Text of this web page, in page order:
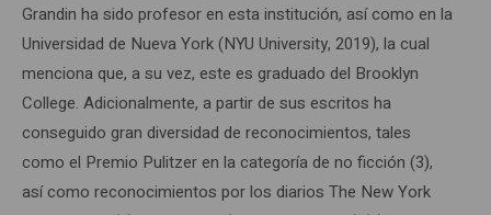
Grandin ha sido profesor en esta institución, así como en la
Universidad de Nueva York (NYU University, 2019), la cual
menciona que, a su vez, este es graduado del Brooklyn
College. Adicionalmente, a partir de sus escritos ha
conseguido gran diversidad de reconocimientos, tales
como el Premio Pulitzer en la categoría de no ficción (3),
así como reconocimientos por los diarios The New York